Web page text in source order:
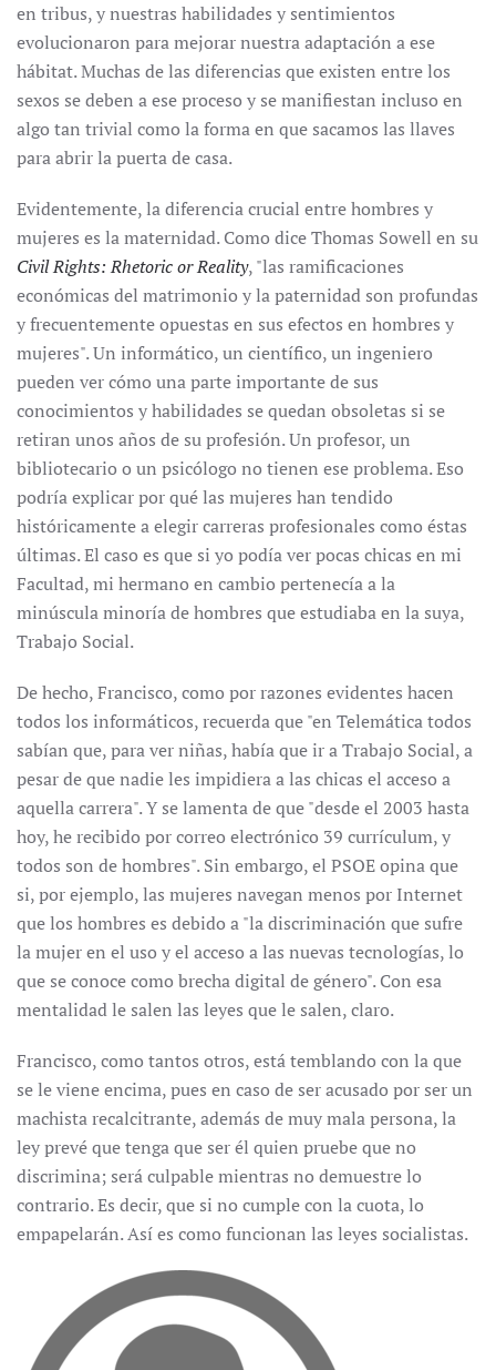
en tribus, y nuestras habilidades y sentimientos
evolucionaron para mejorar nuestra adaptación a ese
hábitat. Muchas de las diferencias que existen entre los
sexos se deben a ese proceso y se manifiestan incluso en
algo tan trivial como la forma en que sacamos las llaves
para abrir la puerta de casa.
Evidentemente, la diferencia crucial entre hombres y
mujeres es la maternidad. Como dice Thomas Sowell en su
Civil Rights: Rhetoric or Reality, "las ramificaciones
económicas del matrimonio y la paternidad son profundas
y frecuentemente opuestas en sus efectos en hombres y
mujeres". Un informático, un científico, un ingeniero
pueden ver cómo una parte importante de sus
conocimientos y habilidades se quedan obsoletas si se
retiran unos años de su profesión. Un profesor, un
bibliotecario o un psicólogo no tienen ese problema. Eso
podría explicar por qué las mujeres han tendido
históricamente a elegir carreras profesionales como éstas
últimas. El caso es que si yo podía ver pocas chicas en mi
Facultad, mi hermano en cambio pertenecía a la
minúscula minoría de hombres que estudiaba en la suya,
Trabajo Social.
De hecho, Francisco, como por razones evidentes hacen
todos los informáticos, recuerda que "en Telemática todos
sabían que, para ver niñas, había que ir a Trabajo Social, a
pesar de que nadie les impidiera a las chicas el acceso a
aquella carrera". Y se lamenta de que "desde el 2003 hasta
hoy, he recibido por correo electrónico 39 currículum, y
todos son de hombres". Sin embargo, el PSOE opina que
si, por ejemplo, las mujeres navegan menos por Internet
que los hombres es debido a "la discriminación que sufre
la mujer en el uso y el acceso a las nuevas tecnologías, lo
que se conoce como brecha digital de género". Con esa
mentalidad le salen las leyes que le salen, claro.
Francisco, como tantos otros, está temblando con la que
se le viene encima, pues en caso de ser acusado por ser un
machista recalcitrante, además de muy mala persona, la
ley prevé que tenga que ser él quien pruebe que no
discrimina; será culpable mientras no demuestre lo
contrario. Es decir, que si no cumple con la cuota, lo
empapelarán. Así es como funcionan las leyes socialistas.